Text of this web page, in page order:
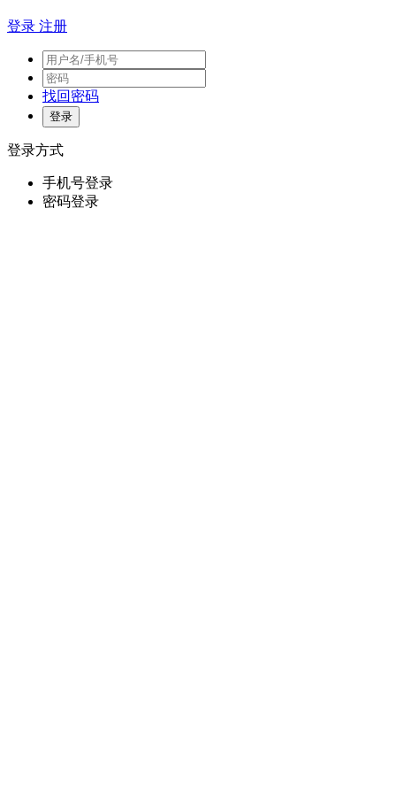
登录 注册
找回密码
登录方式
手机号登录
密码登录